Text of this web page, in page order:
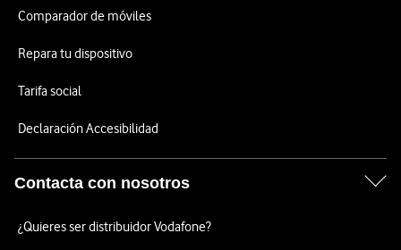
Comparador de móviles
Repara tu dispositivo
Tarifa social
Declaración Accesibilidad
Contacta con nosotros
¿Quieres ser distribuidor Vodafone?